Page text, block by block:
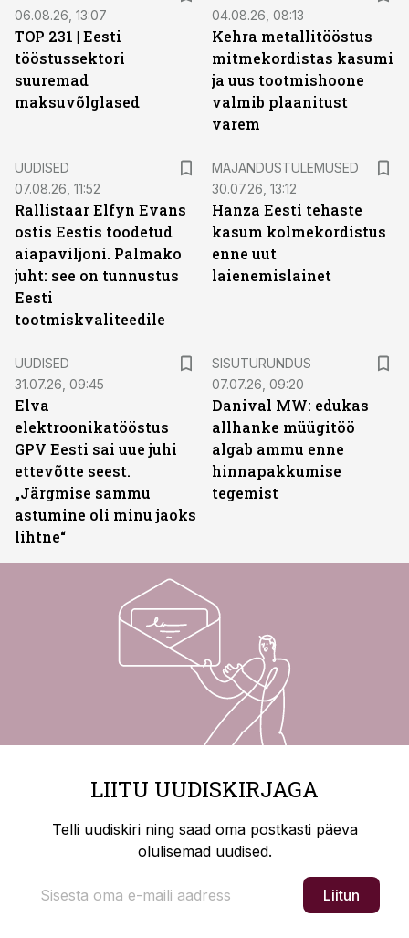
06.08.26, 13:07
TOP 231 | Eesti
tööstussektori
suuremad
maksuvõlglased
04.08.26, 08:13
Kehra metallitööstus
mitmekordistas kasumi
ja uus tootmishoone
valmib plaanitust
varem
UUDISED
07.08.26, 11:52
Rallistaar Elfyn Evans
ostis Eestis toodetud
aiapaviljoni. Palmako
juht: see on tunnustus
Eesti
tootmiskvaliteedile
MAJANDUSTULEMUSED
30.07.26, 13:12
Hanza Eesti tehaste
kasum kolmekordistus
enne uut
laienemislainet
UUDISED
31.07.26, 09:45
Elva
elektroonikatööstus
GPV Eesti sai uue juhi
ettevõtte seest.
„Järgmise sammu
astumine oli minu jaoks
lihtne“
SISUTURUNDUS
07.07.26, 09:20
Danival MW: edukas
allhanke müügitöö
algab ammu enne
hinnapakkumise
tegemist
LIITU UUDISKIRJAGA
Telli uudiskiri ning saad oma postkasti päeva
olulisemad uudised.
Liitun